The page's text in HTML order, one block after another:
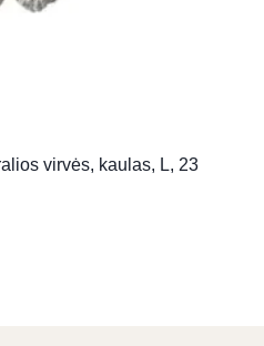
virvės, kaulas, L, 23